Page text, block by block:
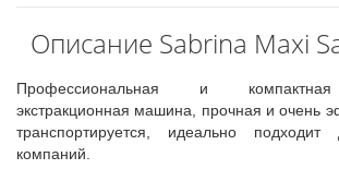
Описание Sabrina Maxi
Профессиональная и
экстракционная машина, прочная и очень
транспортируется, идеально подходит
компаний.